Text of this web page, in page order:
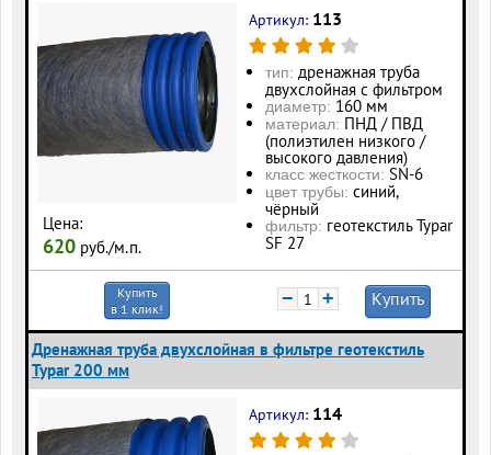
Цена:
620 руб./м.п.
Артикул: 113
тип: дренажная труба
двухслойная с фильтром
диаметр: 160 мм
материал: ПНД / ПВД
(полиэтилен низкого /
высокого давления)
класс жесткости: SN-6
цвет трубы: синий,
чёрный
фильтр: геотекстиль Typar
SF 27
Купить
в 1 клик!
− + Купить
Дренажная труба двухслойная в фильтре геотекстиль
Typar 200 мм
Артикул: 114